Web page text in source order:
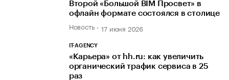
Второй «Большой BIM Просвет» в
офлайн формате состоялся в столице
Новость 17 июня 2026
IT-AGENCY
«Карьера» от hh.ru: как увеличить
органический трафик сервиса в 25
раз